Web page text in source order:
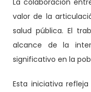
valor de la
salud pública. El
alcance de la
significativo en la
Esta iniciativa